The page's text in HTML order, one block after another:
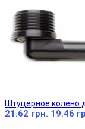
Штуцерное колено
21.62 грн. 19.46